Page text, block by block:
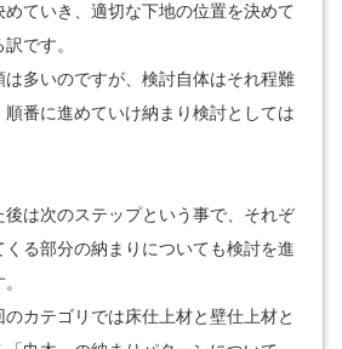
ていき、適切な下地の位置を決めて
です。
は多いのですが、検討自体はそれ程難
順番に進めていけ納まり検討としては
は次のステップという事で、それぞ
る部分の納まりについても検討を進
カテゴリでは床仕上材と壁仕上材と